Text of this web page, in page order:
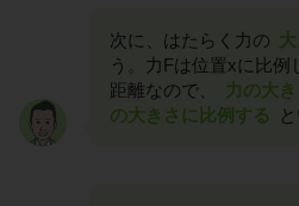
次に、はたらく力の
う。力Fは位置xに比
距離なので、
力の大
の大きさに比例する